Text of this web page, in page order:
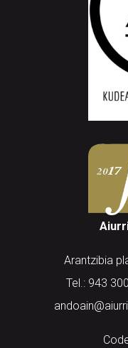
Arantzibia
Tel.: 943